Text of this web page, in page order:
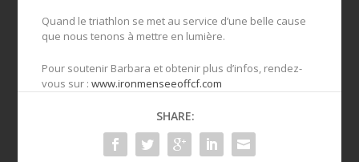
Quand le triathlon se met au service d’une belle cause
que nous tenons à mettre en lumière.
Pour soutenir Barbara et obtenir plus d’infos, rendez-
vous sur :www.ironmenseeoffcf.com
SHARE: